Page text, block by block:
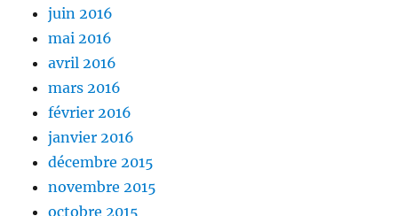
juin 2016
mai 2016
avril 2016
mars 2016
février 2016
janvier 2016
décembre 2015
novembre 2015
octobre 2015